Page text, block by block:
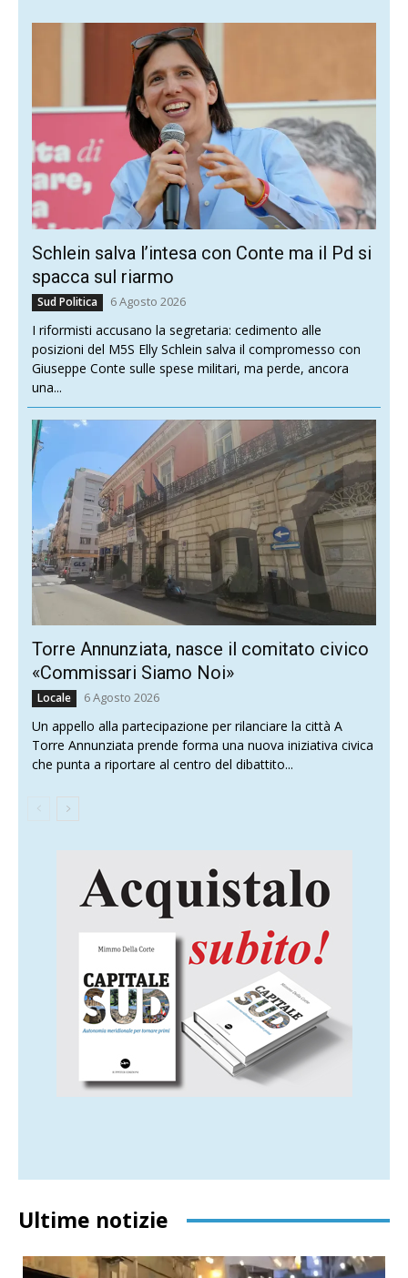
Schlein salva l’intesa con Conte ma il Pd si
spacca sul riarmo
Sud Politica 6 Agosto 2026
I riformisti accusano la segretaria: cedimento alle
posizioni del M5S Elly Schlein salva il compromesso con
Giuseppe Conte sulle spese militari, ma perde, ancora
una...
Torre Annunziata, nasce il comitato civico
«Commissari Siamo Noi»
Locale 6 Agosto 2026
Un appello alla partecipazione per rilanciare la città A
Torre Annunziata prende forma una nuova iniziativa civica
che punta a riportare al centro del dibattito...
Ultime notizie